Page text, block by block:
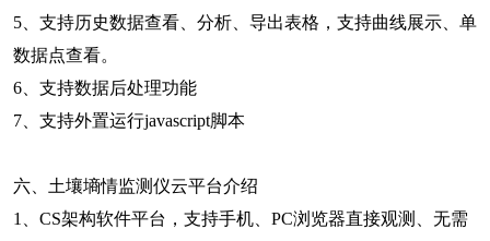
5、支持历史数据查看、分析、导出表格，支持曲线展示、单
数据点查看。
6、支持数据后处理功能
7、支持外置运行javascript脚本
六、土壤墒情监测仪云平台介绍
1、CS架构软件平台，支持手机、PC浏览器直接观测、无需